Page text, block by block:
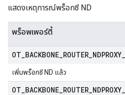
แสดงเหตุการณ์พร็อกซี ND
พร็อพเพอร์ตี้
OT BACKBONE ROUTER NDPROXY
เพิ่มพร็อกซี ND แล้ว
OT BACKBONE ROUTER NDPROXY